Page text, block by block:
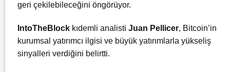
geri çekilebileceğini öngörüyor.
IntoTheBlock kıdemli analisti Juan Pellicer, Bitcoin’in
kurumsal yatırımcı ilgisi ve büyük yatırımlarla yükseliş
sinyalleri verdiğini belirtti.